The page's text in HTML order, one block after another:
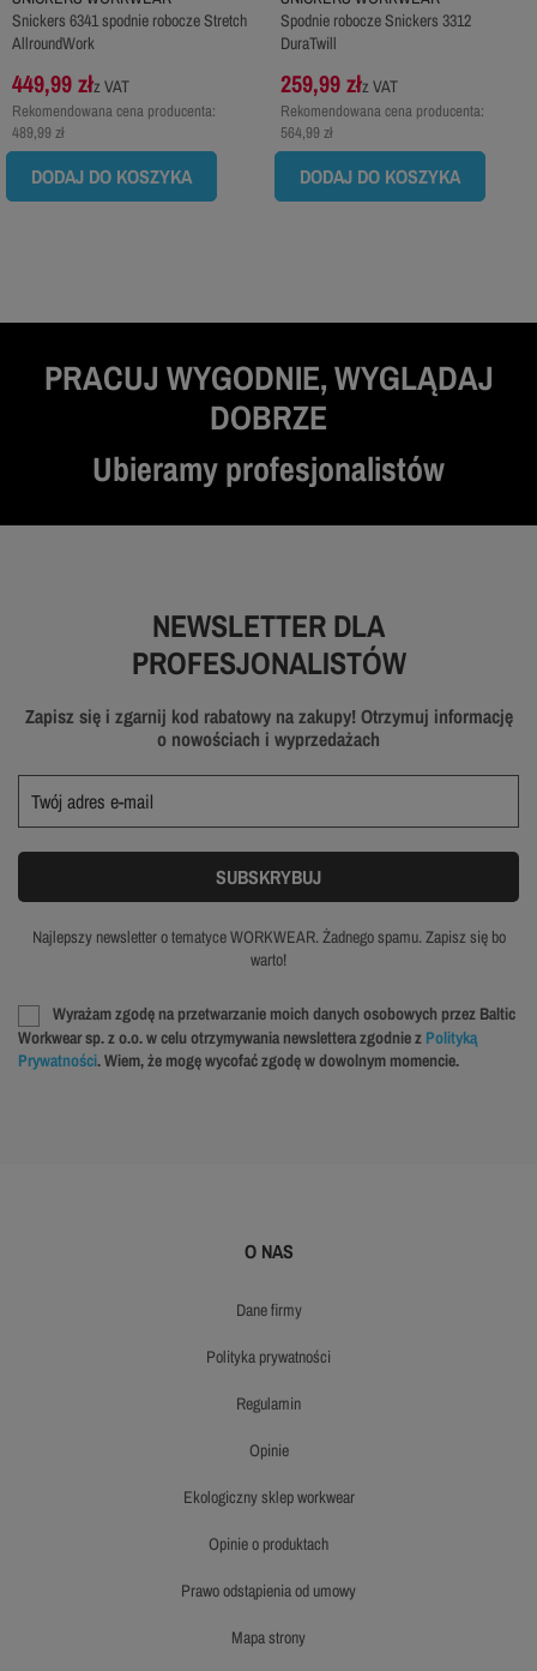
Snickers 6341 spodnie robocze Stretch
AllroundWork
449,99 złz VAT
Rekomendowana cena producenta:
489,99 zł
DODAJ DO KOSZYKA
Spodnie robocze Snickers 3312
DuraTwill
259,99 złz VAT
Rekomendowana cena producenta:
564,99 zł
DODAJ DO KOSZYKA
PRACUJ WYGODNIE, WYGLĄDAJ
DOBRZE
Ubieramy profesjonalistów
NEWSLETTER DLA
PROFESJONALISTÓW
Zapisz się i zgarnij kod rabatowy na zakupy! Otrzymuj informację
o nowościach i wyprzedażach
Najlepszy newsletter o tematyce WORKWEAR. Żadnego spamu. Zapisz się bo
warto!
Wyrażam zgodę na przetwarzanie moich danych osobowych przez Baltic
Workwear sp. z o.o. w celu otrzymywania newslettera zgodnie z Polityką
Prywatności. Wiem, że mogę wycofać zgodę w dowolnym momencie.
O NAS
dane firmy
polityka prywatności
regulamin
opinie
ekologiczny sklep workwear
opinie o produktach
prawo odstąpienia od umowy
mapa strony